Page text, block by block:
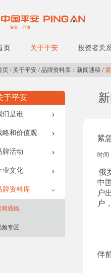
页 关于平安 投资者关
页 / 关于平安 / 品牌资料库：新闻通稿 /
紧
时间
俄
中
户
户
伴
于平安
们是谁
略和价值观
牌活动
业文化
牌资料库
闻通稿
频专区